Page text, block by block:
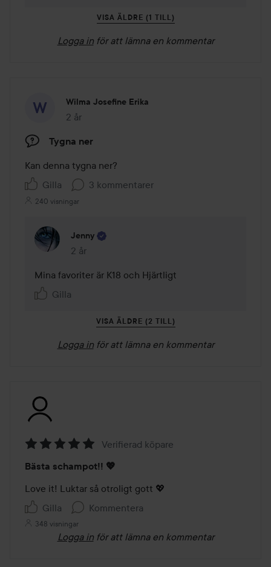
VISA ÄLDRE (1 TILL)
Logga in för att lämna en kommentar
Wilma Josefine Erika
2 år
Inlägget skapades 2 år
Tygna ner
Kan denna tygna ner?
Gilla
3 kommentarer
240 visningar
Jenny
2 år
Kommentaren lades 2 år
Mina favoriter är K18 och Hjärtligt
Gilla
VISA ÄLDRE (2 TILL)
Logga in för att lämna en kommentar
5
av
5
Verifierad köpare
Bästa schampot!! 💖
Love it! Luktar så otroligt gott 💖
Gilla
Kommentera
348 visningar
Logga in för att lämna en kommentar